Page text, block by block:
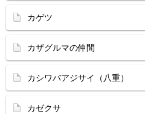
カゲツ
カザグルマの仲間
カシワバアジサイ（八重）
カゼクサ